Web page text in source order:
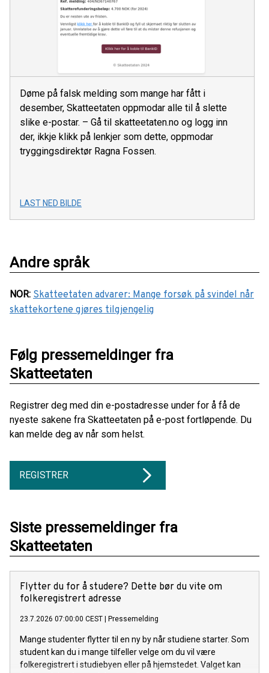
Døme på falsk melding som mange har fått i
desember, Skatteetaten oppmodar alle til å slette
slike e-postar. – Gå til skatteetaten.no og logg inn
der, ikkje klikk på lenkjer som dette, oppmodar
tryggingsdirektør Ragna Fossen.
LAST NED BILDE
Andre språk
NOR: Skatteetaten advarer: Mange forsøk på svindel når
skattekortene gjøres tilgjengelig
Følg pressemeldinger fra
Skatteetaten
Registrer deg med din e-postadresse under for å få de
nyeste sakene fra Skatteetaten på e-post fortløpende. Du
kan melde deg av når som helst.
REGISTRER
Siste pressemeldinger fra
Skatteetaten
Flytter du for å studere? Dette bør du vite om
folkeregistrert adresse
23.7.2026 07:00:00 CEST Pressemelding
Mange studenter flytter til en ny by når studiene starter. Som
student kan du i mange tilfeller velge om du vil være
folkeregistrert i studiebyen eller på hjemstedet. Valget kan